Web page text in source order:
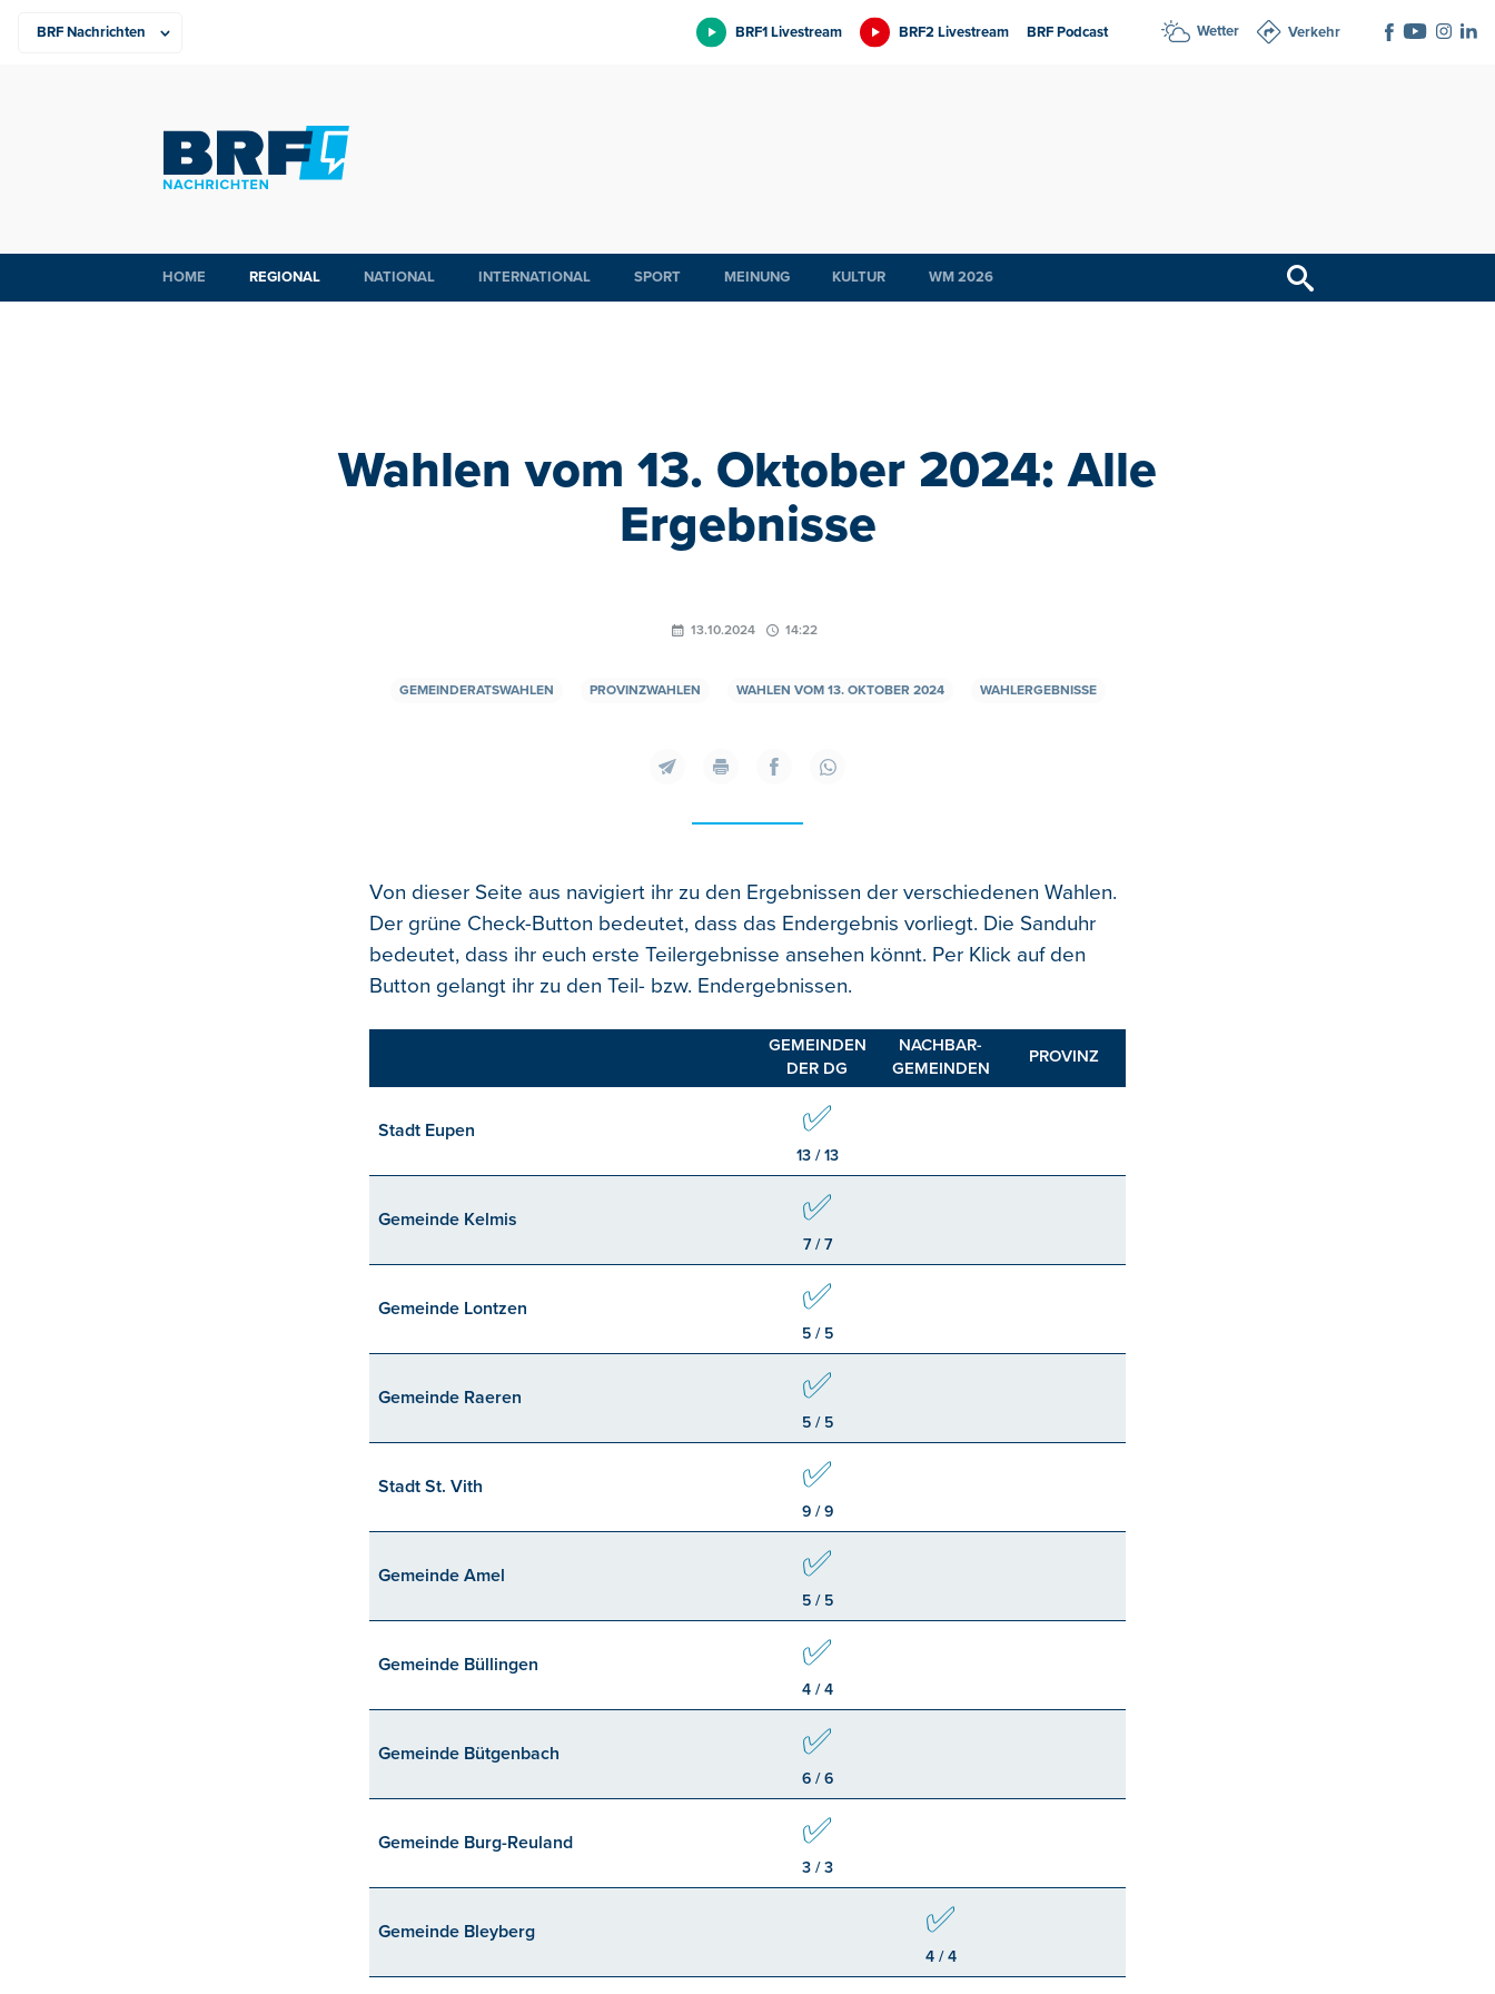
BRF1 Livestream BRF2 Livestream BRF Podcast Wetter Verkehr
HOME REGIONAL NATIONAL INTERNATIONAL SPORT MEINUNG KULTUR WM 2026
Wahlen vom 13. Oktober 2024: Alle
Ergebnisse
13.10.2024 14:22
GEMEINDERATSWAHLEN PROVINZWAHLEN WAHLEN VOM 13. OKTOBER 2024 WAHLERGEBNISSE
Von dieser Seite aus navigiert ihr zu den Ergebnissen der verschiedenen Wahlen.
Der grüne Check-Button bedeutet, dass das Endergebnis vorliegt. Die Sanduhr
bedeutet, dass ihr euch erste Teilergebnisse ansehen könnt. Per Klick auf den
Button gelangt ihr zu den Teil- bzw. Endergebnissen.
GEMEINDEN
DER DG
NACHBAR-
GEMEINDEN
PROVINZ
Stadt Eupen ✅
13 / 13
Gemeinde Kelmis ✅
7 / 7
Gemeinde Lontzen ✅
5 / 5
Gemeinde Raeren ✅
5 / 5
Stadt St. Vith ✅
9 / 9
Gemeinde Amel ✅
5 / 5
Gemeinde Büllingen ✅
4 / 4
Gemeinde Bütgenbach ✅
6 / 6
Gemeinde Burg-Reuland ✅
3 / 3
Gemeinde Bleyberg ✅
4 / 4